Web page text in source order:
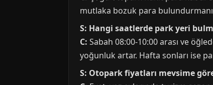
mutlaka bozuk para
S: Hangi saatlerde park yeri
C: Sabah 08:00-10:00 arası ve
yoğunluk artar. Hafta sonları ise
S: Otopark fiyatları mevsime